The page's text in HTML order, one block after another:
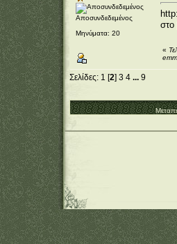
Αποσυνδεδεμένος
Μηνύματα: 20
στο
«
Σελίδες: 1 [2] 3 4 ... 9